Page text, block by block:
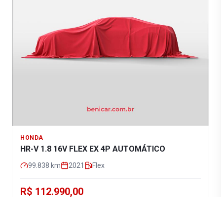
HONDA
HR-V 1.8 16V FLEX EX 4P AUTOMÁTICO
99.838 km 2021 Flex
R$ 112.990,00